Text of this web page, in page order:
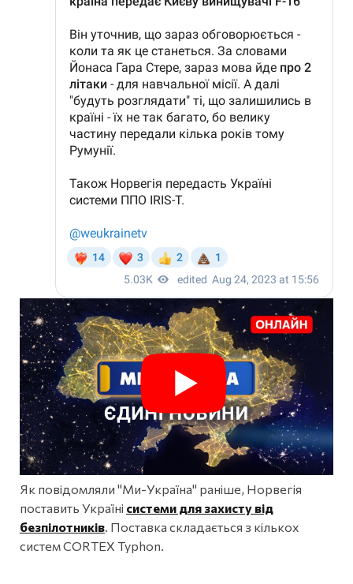
Як повідомляли "Ми-Україна" раніше, Норвегія
поставить Україні системи для захисту від
безпілотників . Поставка складається з кількох
систем CORTEX Typhon.